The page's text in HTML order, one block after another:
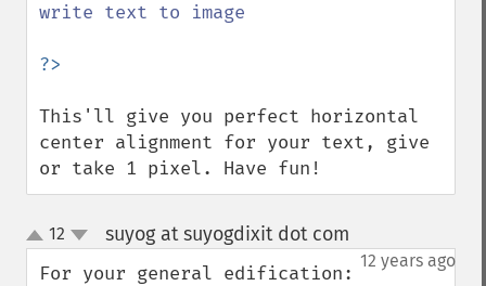
write text to image
This'll give you perfect horizontal
center alignment for your text, give
or take 1 pixel. Have fun!
up
down
12 suyog at suyogdixit dot com
12 years ago
For your general edification: